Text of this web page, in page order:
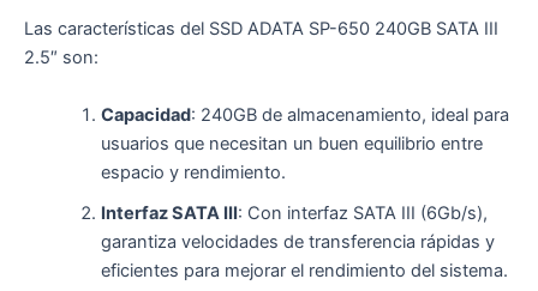
Las características del SSD ADATA SP-650 240GB SATA III
2.5″ son:
Capacidad: 240GB de almacenamiento, ideal para
usuarios que necesitan un buen equilibrio entre
espacio y rendimiento.
Interfaz SATA III: Con interfaz SATA III (6Gb/s),
garantiza velocidades de transferencia rápidas y
eficientes para mejorar el rendimiento del sistema.